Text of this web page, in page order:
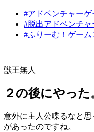
#アドベンチャーゲ
#脱出アドベンチャ
#ふりーむ！ゲー
獣王無人
２の後にやった
意外に主人公喋るなと
があったのですね。